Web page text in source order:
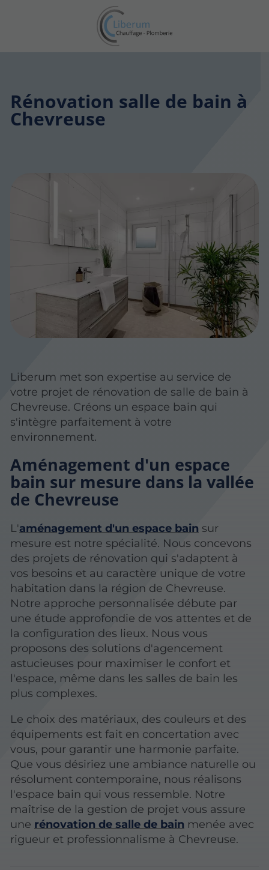
Rénovation salle de bain à
Chevreuse
Liberum met son expertise au service de
votre projet de rénovation de salle de bain à
Chevreuse. Créons un espace bain qui
s'intègre parfaitement à votre
environnement.
Aménagement d'un espace
bain sur mesure dans la vallée
de Chevreuse
L'aménagement d'un espace bain sur
mesure est notre spécialité. Nous concevons
des projets de rénovation qui s'adaptent à
vos besoins et au caractère unique de votre
habitation dans la région de Chevreuse.
Notre approche personnalisée débute par
une étude approfondie de vos attentes et de
la configuration des lieux. Nous vous
proposons des solutions d'agencement
astucieuses pour maximiser le confort et
l'espace, même dans les salles de bain les
plus complexes.
Le choix des matériaux, des couleurs et des
équipements est fait en concertation avec
vous, pour garantir une harmonie parfaite.
Que vous désiriez une ambiance naturelle ou
résolument contemporaine, nous réalisons
l'espace bain qui vous ressemble. Notre
maîtrise de la gestion de projet vous assure
une rénovation de salle de bain menée avec
rigueur et professionnalisme à Chevreuse.